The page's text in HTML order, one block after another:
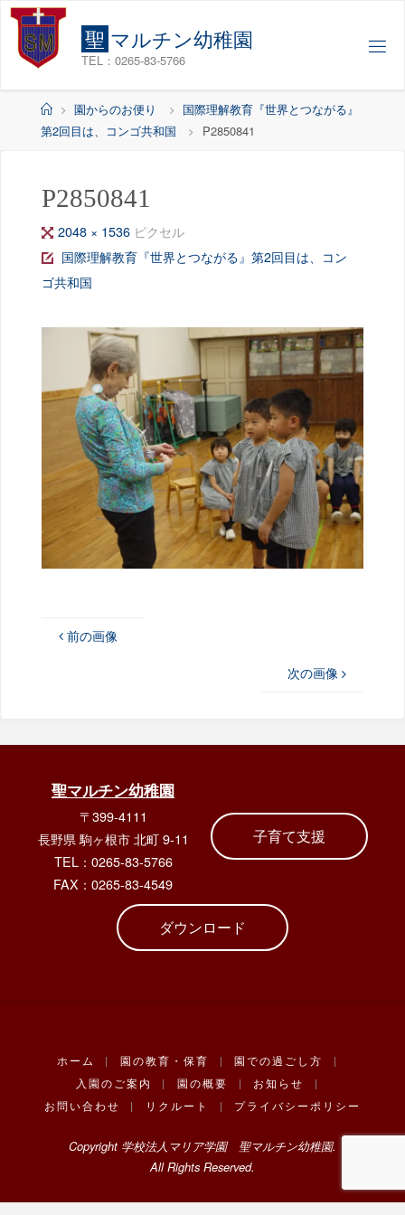
コ
聖 マルチン幼稚園
TEL：0265-83-5766
ホ
ー
園からのお便り
国際理解教育『世界とつながる』
第2回目は、コンゴ共和国
P2850841
P2850841
フ
ル
サ
ズ
2048 × 1536 ピクセル
国際理解教育『世界とつながる』第2回目は、コン
ゴ共和国
前の画像
次の画像
聖マルチン幼稚園
〒399-4111
長野県 駒ヶ根市 北町 9-11
TEL：0265-83-5766
FAX：0265-83-4549
子育て支援
ダウンロード
ホーム | 園の教育・保育 | 園での過ごし方
|
入園のご案内
| 園の概要 | お知らせ
|
お問い合わせ
| リクルート | プライバシーポリシー
Copyright 学校法人マリア学園 聖マルチン幼稚園.
All Rights Reserved.